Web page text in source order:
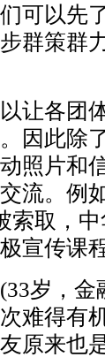
可以先
群策群
各团
因此除
照片和
流。例
索取，
宣传课
岁，金
难得有
原来也